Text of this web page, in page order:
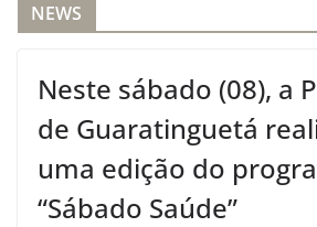
NEWS
Neste sábado (08), a
de Guaratinguetá
uma edição do
“Sábado Saúde”